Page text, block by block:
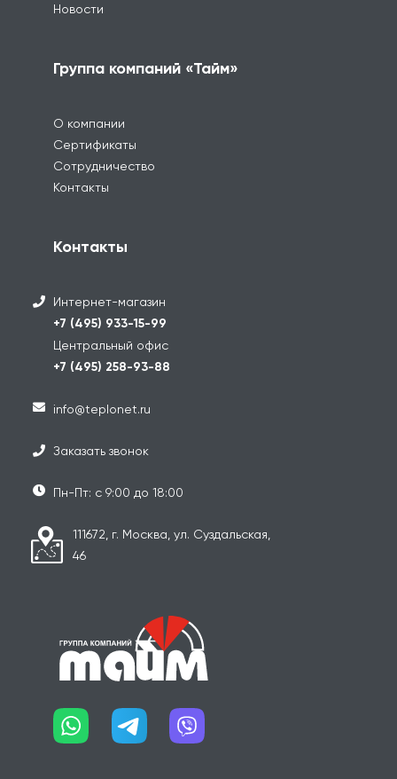
Новости
Группа компаний «Тайм»
О компании
Сертификаты
Сотрудничество
Контакты
Контакты
Интернет-магазин
+7 (495) 933-15-99
Центральный офис
+7 (495) 258-93-88
info@teplonet.ru
Заказать звонок
Пн-Пт: с 9:00 до 18:00
111672, г. Москва, ул. Суздальская,
46